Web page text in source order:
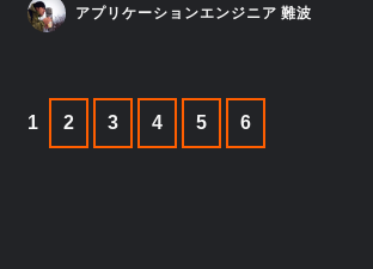
アプリケーションエンジニア 難波
1 2 3 4 5 6